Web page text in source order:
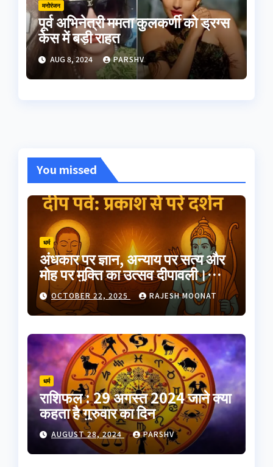
मनोरंजन
पूर्व अभिनेत्री ममता कुलकर्णी को ड्रग्स
केस में बड़ी राहत
AUG 8, 2024 PARSHV
You missed
धर्म
अंधकार पर ज्ञान, अन्याय पर सत्य और
मोह पर मुक्ति का उत्सव दीपावली।
भारतीय परंपरा का यह त्योहार
आत्मप्रकाश का प्रतीक है
OCTOBER 22, 2025 RAJESH MOONAT
धर्म
राशिफल : 29 अगस्त 2024 जाने क्या
कहता है गुरुवार का दिन
AUGUST 28, 2024 PARSHV